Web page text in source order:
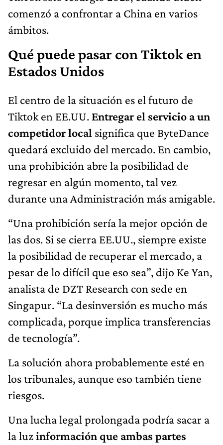
comenzó a confrontar a China en varios
ámbitos.
Qué puede pasar con Tiktok en
Estados Unidos
El centro de la situación es el futuro de
Tiktok en EE.UU.Entregar el servicio a un
competidor local significa que ByteDance
quedará excluido del mercado. En cambio,
una prohibición abre la posibilidad de
regresar en algún momento, tal vez
durante una Administración más amigable.
“Una prohibición sería la mejor opción de
las dos. Si se cierra EE.UU., siempre existe
la posibilidad de recuperar el mercado, a
pesar de lo difícil que eso sea”, dijo Ke Yan,
analista de DZT Research con sede en
Singapur. “La desinversión es mucho más
complicada, porque implica transferencias
de tecnología”.
La solución ahora probablemente esté en
los tribunales, aunque eso también tiene
riesgos.
Una lucha legal prolongada podría sacar a
la luzinformación que ambas partes